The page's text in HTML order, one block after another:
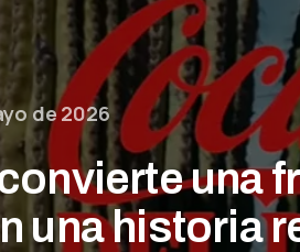
de 2026
una
una historia